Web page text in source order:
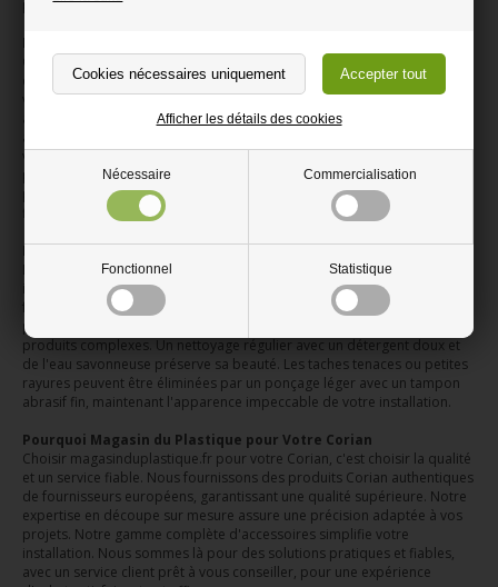
Nécessaire Commercialisation
Fonctionnel Statistique
Afficher les détails des cookies
personnalisés, s'adaptant parfaitement à votre intérieur.
Découpe Sur Mesure et Personnalisation
Chaque projet est unique. C'est pourquoi nous proposons des dalles
de Corian découpées précisément à vos dimensions et formes. Que
vous ayez besoin d'une découpe rectangulaire, ronde ou d'une pièce
avec des angles spécifiques, notre service sur mesure assure une
vous préférez la finition vous-même, ou des pièces entièrement finies,
prêtes à installer. Cette flexibilité garantit l'obtention du produit exact
pour votre projet, sans compromis sur la précision ou l'esthétique
Facilité d'Installation et d'Entretien
L'installation du Corian est facilitée par la création de joints quasi
invisibles. Cette technique permet d'assembler plusieurs pièces pour
former une surface monolithique, évitant les interstices où la saleté
pourrait s'accumuler. Pour l'entretien, le Corian ne demande pas de
produits complexes. Un nettoyage régulier avec un détergent doux et
de l'eau savonneuse préserve sa beauté. Les taches tenaces ou petites
rayures peuvent être éliminées par un ponçage léger avec un tampon
abrasif fin, maintenant l'apparence impeccable de votre installation.
Pourquoi Magasin du Plastique pour Votre Corian
Choisir magasinduplastique.fr pour votre Corian, c'est choisir la qualité
et un service fiable. Nous fournissons des produits Corian authentiques
de fournisseurs européens, garantissant une qualité supérieure. Notre
expertise en découpe sur mesure assure une précision adaptée à vos
projets. Notre gamme complète d'accessoires simplifie votre
installation. Nous sommes là pour des solutions pratiques et fiables,
avec un service client prêt à vous conseiller, pour une expérience